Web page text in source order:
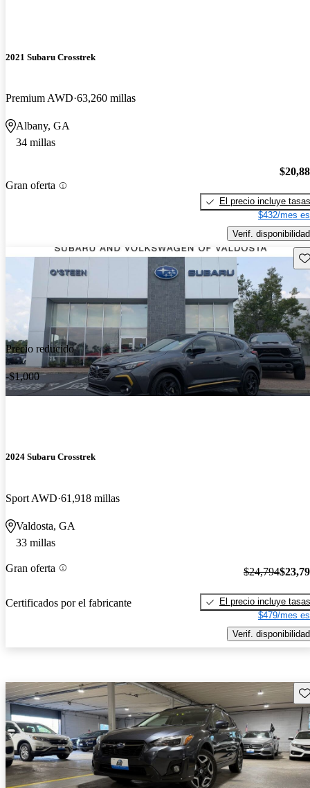
2021 Subaru Crosstrek
Premium AWD 63,260 millas
Albany, GA
34 millas
Gran oferta
El precio incluye tasas
$432/mes
Verif. disponibilidad
Precio reducido
-$1,000
2024 Subaru Crosstrek
Sport AWD 61,918 millas
Valdosta, GA
33 millas
Gran oferta
Certificados por el fabricante
$24,794
El precio incluye tasas
$479/mes
Verif. disponibilidad